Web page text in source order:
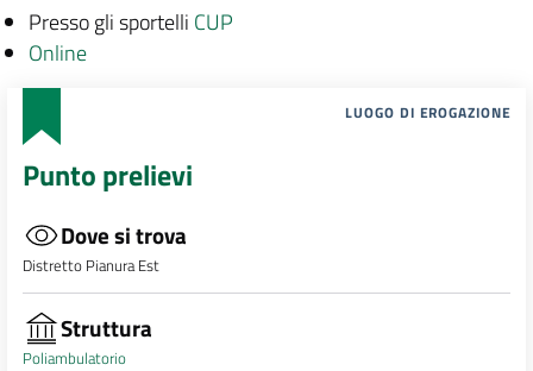
Presso gli sportelli CUP
Online
LUOGO DI EROGAZIONE
Punto prelievi
Dove si trova
Distretto Pianura Est
Struttura
Poliambulatorio